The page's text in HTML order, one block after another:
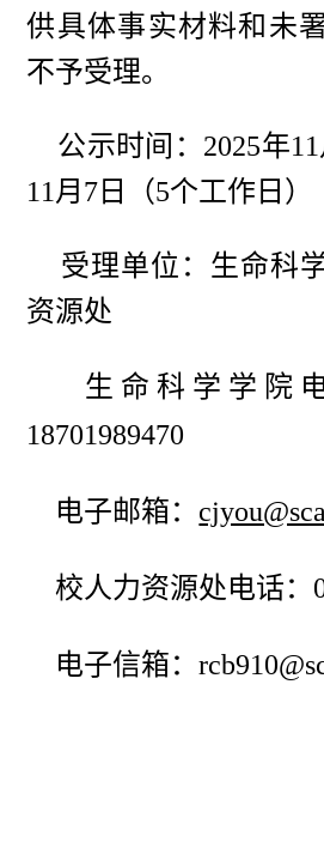
供具体事实材料和未
不予受理。
公示时间： 2025年
11月7 日（5个工作日）
受理单位：生命科
资源处
生命科学学院电
18701989470
电子邮箱：
校人力资源处电话：
电子信箱：